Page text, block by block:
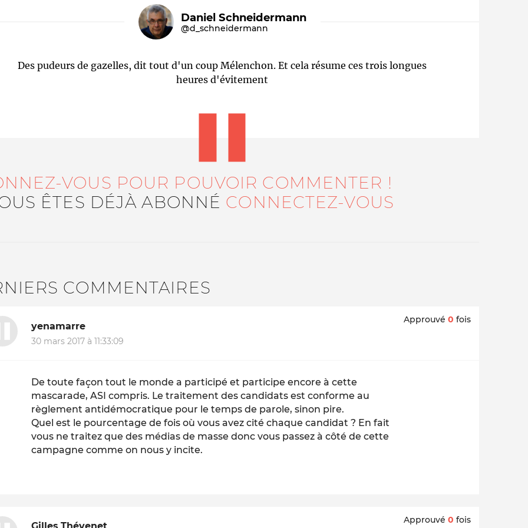
Daniel Schneidermann
@d_schneidermann
Des pudeurs de gazelles, dit tout d'un coup Mélenchon. Et cela résume ces trois longues
heures d'évitement
VOUS POUR POUVOIR COMMENTER !
ÊTES DÉJÀ ABONNÉ CONNECTEZ-VOUS
COMMENTAIRES
yenamarre
30 mars 2017 à 11:33:09
Approuvé 0 fois
De toute façon tout le monde a participé et participe encore à cette
mascarade, ASI compris. Le traitement des candidats est conforme au
règlement antidémocratique pour le temps de parole, sinon pire.
Quel est le pourcentage de fois où vous avez cité chaque candidat ? En fait
vous ne traitez que des médias de masse donc vous passez à côté de cette
campagne comme on nous y incite.
Approuvé 0 fois